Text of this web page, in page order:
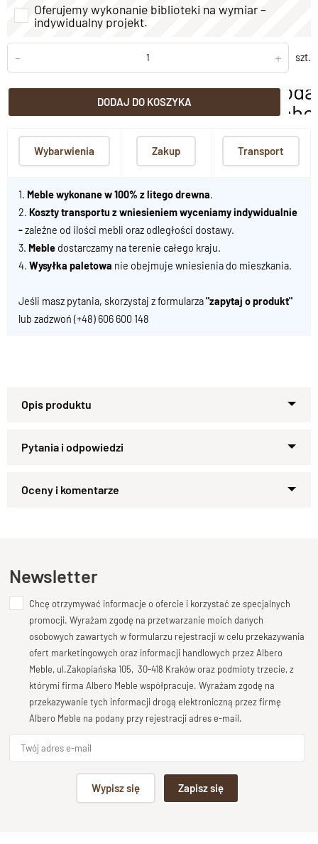
Oferujemy wykonanie biblioteki na wymiar –
indywidualny projekt.
- + szt.
DODAJ DO KOSZYKA
Wybarwienia Zakup Transport
1. Meble wykonane w 100% z litego drewna.
2. Koszty transportu z wniesieniem wyceniamy indywidualnie
-zależne od ilości mebli oraz odległości dostawy.
3. Meble dostarczamy na terenie całego kraju.
4. Wysyłka paletowa nie obejmuje wniesienia do mieszkania.
Jeśli masz pytania, skorzystaj z formularza"zapytaj o produkt"
lub zadzwoń (+48) 606 600 148
Materiał
Wykończenie
Szerokość
192 cm
Wysokość
192 cm
Głębokość
35 cm
Półki
Półki z drewna litego , przekrój8cm,
wymiar półki w środku
Palisander-Brąz, Palisander Naturalny
Zapytaj o produkt
Dodaj opinię o produkcie
Twoja ocena
Bardzo dobry
Twoja opinia o produkcie
Podpis
Newsletter
Chcę otrzymywać informacje o ofercie i korzystać ze specjalnych
promocji. Wyrażam zgodę na przetwarzanie moich danych
osobowych zawartych w formularzu rejestracji w celu przekazywania
ofert marketingowych oraz informacji handlowych przez Albero
Meble, ul.Zakopiańska 105, 30-418 Kraków oraz podmioty trzecie, z
którymi firma Albero Meble współpracuje. Wyrażam zgodę na
przekazywanie tych informacji drogą elektroniczną przez firmę
Albero Meble na podany przy rejestracji adres e-mail.
Wypisz się Zapisz się